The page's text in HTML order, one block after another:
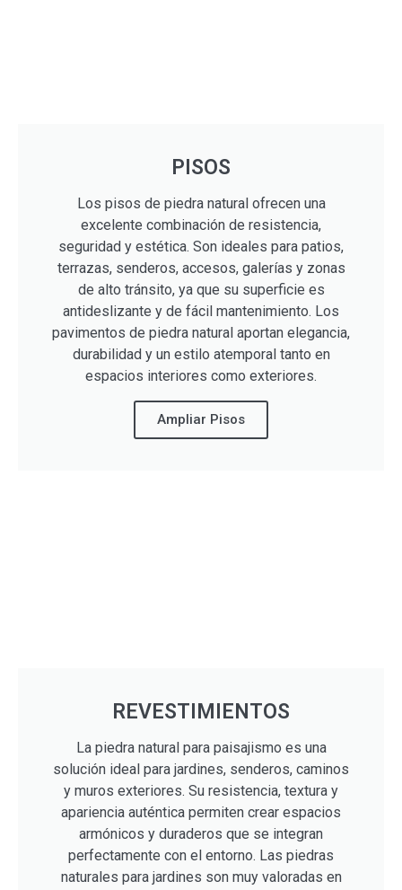
PISOS
Los pisos de piedra natural ofrecen una
excelente combinación de resistencia,
seguridad y estética. Son ideales para patios,
terrazas, senderos, accesos, galerías y zonas
de alto tránsito, ya que su superficie es
antideslizante y de fácil mantenimiento. Los
pavimentos de piedra natural aportan elegancia,
durabilidad y un estilo atemporal tanto en
espacios interiores como exteriores.
Ampliar Pisos
REVESTIMIENTOS
La piedra natural para paisajismo es una
solución ideal para jardines, senderos, caminos
y muros exteriores. Su resistencia, textura y
apariencia auténtica permiten crear espacios
armónicos y duraderos que se integran
perfectamente con el entorno. Las piedras
naturales para jardines son muy valoradas en